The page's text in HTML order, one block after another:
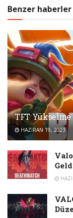
Benzer haberler
TFT Yükselme
HAZIRAN 19, 2023